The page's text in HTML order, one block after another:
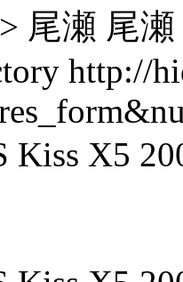
尾瀬 尾
http://
Kiss X5